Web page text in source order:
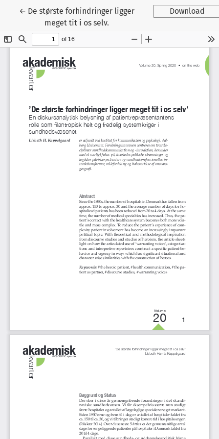
← Tilbage til artikeldetaljer
De største forhindringer ligger
meget tit i os selv.
Download